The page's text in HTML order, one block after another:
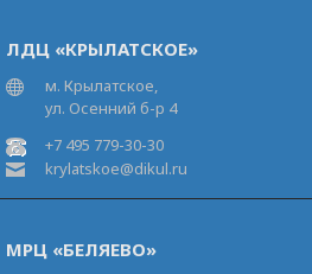
ЛДЦ «КРЫЛАТСКОЕ»
м. Крылатское,
ул. Осенний б-р 4
+7 495 779-30-30
krylatskoe@dikul.ru
МРЦ «БЕЛЯЕВО»